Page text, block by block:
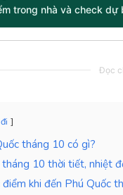
trong nhà và check
Đọc
tháng 10 có gì?
10 thời tiết, nhiệt
khi đến Phú Quốc